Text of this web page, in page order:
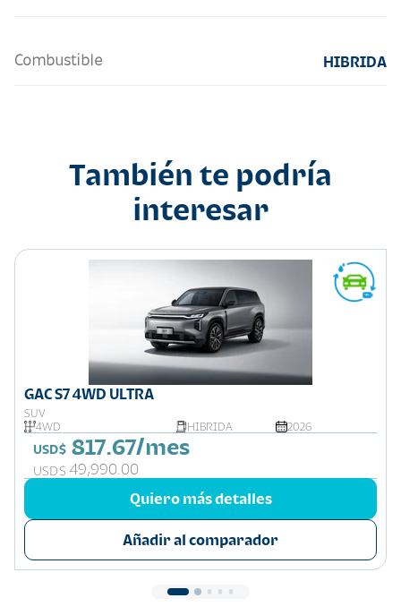
Combustible HIBRIDA
También te podría
interesar
GAC S7 4WD ULTRA
SUV
4WD
HIBRIDA 2026
USD$ 817.67/mes
USD$ 49,990.00
Quiero más detalles
Añadir al comparador